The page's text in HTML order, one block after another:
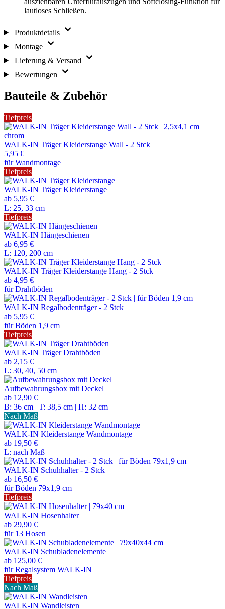
lautloses Schließen.
Produktdetails
Montage
Lieferung & Versand
Bewertungen
Bauteile & Zubehör
Tiefpreis
WALK-IN Träger Kleiderstange Wall - 2 Stck
5,95 €
für Wandmontage
Tiefpreis
WALK-IN Träger Kleiderstange
ab 5,95 €
L: 25, 33 cm
Tiefpreis
WALK-IN Hängeschienen
ab 6,95 €
L: 120, 200 cm
WALK-IN Träger Kleiderstange Hang - 2 Stck
ab 4,95 €
für Drahtböden
WALK-IN Regalbodenträger - 2 Stck
ab 5,95 €
für Böden 1,9 cm
Tiefpreis
WALK-IN Träger Drahtböden
ab 2,15 €
L: 30, 40, 50 cm
Aufbewahrungsbox mit Deckel
ab 12,90 €
B: 36 cm | T: 38,5 cm | H: 32 cm
Nach Maß
WALK-IN Kleiderstange Wandmontage
ab 19,50 €
L: nach Maß
WALK-IN Schuhhalter - 2 Stck
ab 16,50 €
für Böden 79x1,9 cm
Tiefpreis
WALK-IN Hosenhalter
ab 29,90 €
für 13 Hosen
WALK-IN Schubladenelemente
ab 125,00 €
für Regalsystem WALK-IN
Tiefpreis
Nach Maß
WALK-IN Wandleisten